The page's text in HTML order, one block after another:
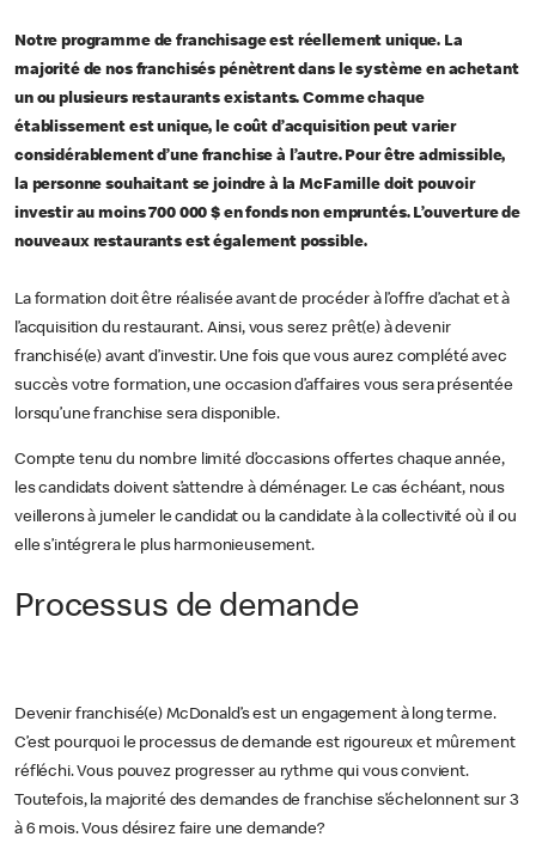
Notre programme de franchisage est réellement unique. La
majorité de nos franchisés pénètrent dans le système en achetant
un ou plusieurs restaurants existants. Comme chaque
établissement est unique, le coût d’acquisition peut varier
considérablement d’une franchise à l’autre. Pour être admissible,
la personne souhaitant se joindre à la McFamille doit pouvoir
investir au moins 700 000 $ en fonds non empruntés. L’ouverture de
nouveaux restaurants est également possible.
La formation doit être réalisée avant de procéder à l’offre d’achat et à
l’acquisition du restaurant. Ainsi, vous serez prêt(e) à devenir
franchisé(e) avant d’investir. Une fois que vous aurez complété avec
succès votre formation, une occasion d’affaires vous sera présentée
lorsqu’une franchise sera disponible.
Compte tenu du nombre limité d’occasions offertes chaque année,
les candidats doivent s’attendre à déménager. Le cas échéant, nous
veillerons à jumeler le candidat ou la candidate à la collectivité où il ou
elle s’intégrera le plus harmonieusement.
Processus de demande
Devenir franchisé(e) McDonald’s est un engagement à long terme.
C’est pourquoi le processus de demande est rigoureux et mûrement
réfléchi. Vous pouvez progresser au rythme qui vous convient.
Toutefois, la majorité des demandes de franchise s’échelonnent sur 3
à 6 mois. Vous désirez faire une demande?